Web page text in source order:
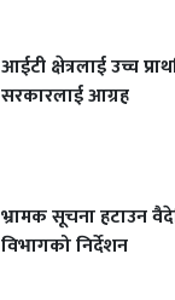
आईटी क्षेत्रलाई उच्च
सरकारलाई आग्रह
भ्रामक सूचना हटाउन
विभागको निर्देशन